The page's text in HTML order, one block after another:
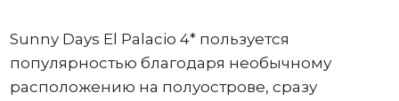
Sunny Days El Palacio 4* пользуется
популярностью благодаря необычному
расположению на полуострове, сразу